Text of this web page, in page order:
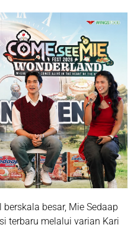
besar, Mie Sedaap
terbaru melalui varian Kari